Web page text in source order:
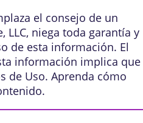
el consejo de un
LLC, niega toda garantía y
de esta información. El
información implica que
de Uso. Aprenda cómo
.